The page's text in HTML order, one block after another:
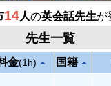
14人の英会話先生が
先生一覧
金(1h) arrow_drop_up 国籍arrow_drop_up